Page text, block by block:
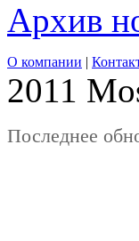
Архив
О компании |
2011
Последнее